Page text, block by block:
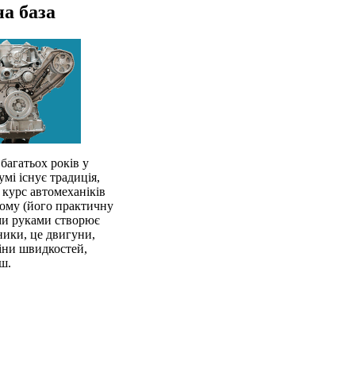
база
років у
існує традиція,
автомеханіків
(його практичну
руками створює
це двигуни,
швидкостей,